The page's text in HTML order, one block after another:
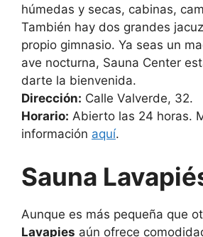
húmedas y secas, cabinas,
También hay dos grandes
propio gimnasio. Ya seas un
ave nocturna, Sauna Center
darte la bienvenida.
Dirección: Calle Valverde, 32.
Horario: Abierto las 24 horas.
información aquí.
Sauna
Aunque es más pequeña que
Lavapies aún ofrece